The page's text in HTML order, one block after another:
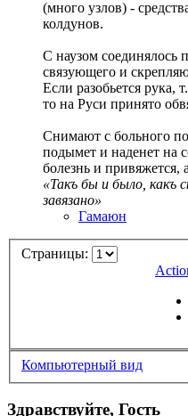
(много узлов) -
колдунов.
С наузом соединялось
связующего и
Если разобьется рука,
то на Руси принято
Снимают с больного
подымет и наденет на
болезнь и привяжется,
«Такъ бы и было, какъ
завязано»
Гамаюн
Страницы:
Компьютерный вид
Здравствуйте, Гость